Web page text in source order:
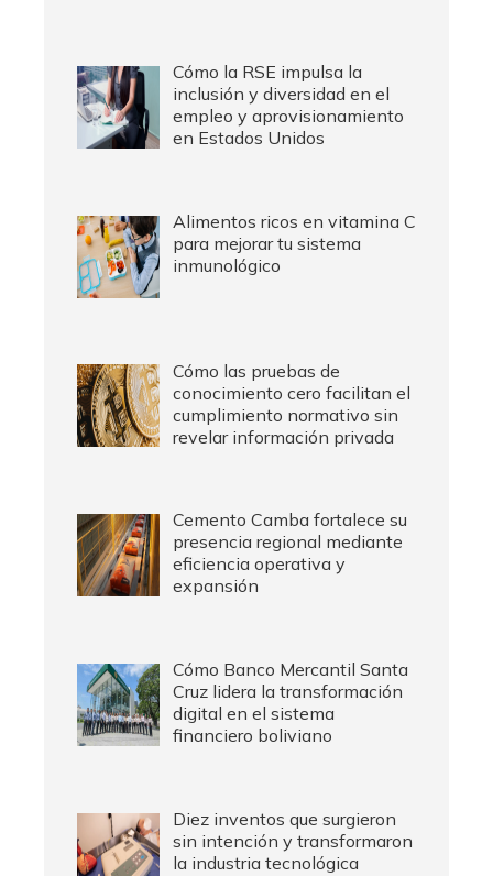
Cómo la RSE impulsa la
inclusión y diversidad en el
empleo y aprovisionamiento
en Estados Unidos
Alimentos ricos en vitamina C
para mejorar tu sistema
inmunológico
Cómo las pruebas de
conocimiento cero facilitan el
cumplimiento normativo sin
revelar información privada
Cemento Camba fortalece su
presencia regional mediante
eficiencia operativa y
expansión
Cómo Banco Mercantil Santa
Cruz lidera la transformación
digital en el sistema
financiero boliviano
Diez inventos que surgieron
sin intención y transformaron
la industria tecnológica